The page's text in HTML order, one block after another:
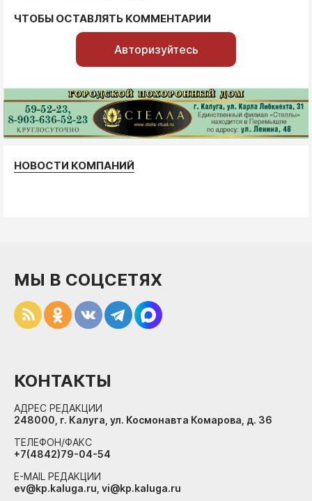
ЧТОБЫ ОСТАВЛЯТЬ КОММЕНТАРИИ
Авторизуйтесь
НОВОСТИ КОМПАНИЙ
МЫ В СОЦСЕТЯХ
КОНТАКТЫ
АДРЕС РЕДАКЦИИ
248000, г. Калуга, ул. Космонавта Комарова, д. 36
ТЕЛЕФОН/ФАКС
+7(4842)79-04-54
E-MAIL РЕДАКЦИИ
ev@kp.kaluga.ru, vi@kp.kaluga.ru